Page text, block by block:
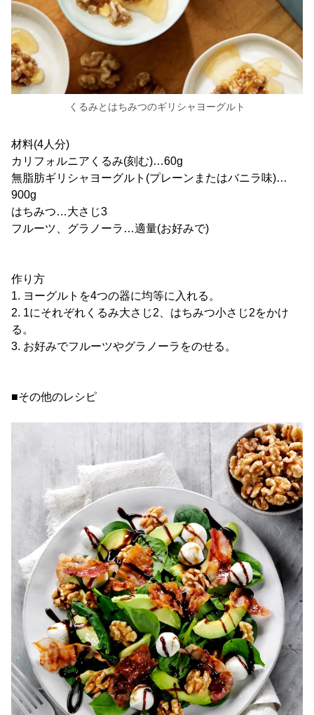
くるみとはちみつのギリシャヨーグルト
材料(4人分)
カリフォルニアくるみ(刻む)…60g
無脂肪ギリシャヨーグルト(プレーンまたはバニラ味)…
900g
はちみつ…大さじ3
フルーツ、グラノーラ…適量(お好みで)
作り方
1. ヨーグルトを4つの器に均等に入れる。
2. 1にそれぞれくるみ大さじ2、はちみつ小さじ2をかけ
る。
3. お好みでフルーツやグラノーラをのせる。
■その他のレシピ